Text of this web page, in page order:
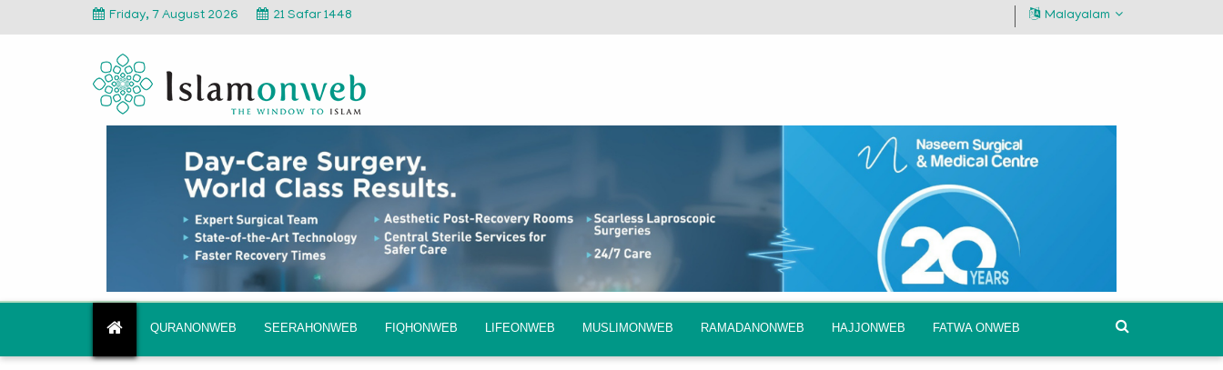
Friday, 7 August 2026 21 Safar 1448 Malayalam
QURANONWEB SEERAHONWEB FIQHONWEB LIFEONWEB MUSLIMONWEB RAMADANONWEB HAJJONWEB FATWA ONWEB